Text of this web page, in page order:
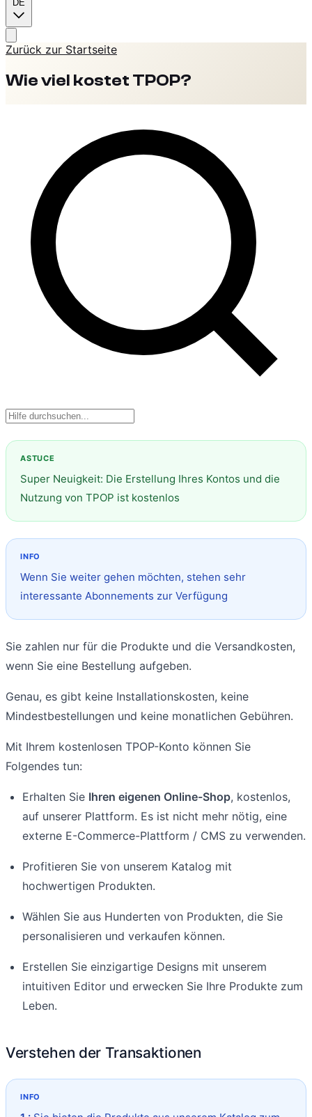
DE
Zurück zur Startseite
Wie viel kostet TPOP?
Super Neuigkeit: Die Erstellung Ihres Kontos und die
Nutzung von TPOP ist kostenlos
Wenn Sie weiter gehen möchten, stehen sehr
interessante Abonnements zur Verfügung
Sie zahlen nur für die Produkte und die Versandkosten,
wenn Sie eine Bestellung aufgeben.
Genau, es gibt keine Installationskosten, keine
Mindestbestellungen und keine monatlichen Gebühren.
Mit Ihrem kostenlosen TPOP-Konto können Sie
Folgendes tun:
Erhalten Sie Ihren eigenen Online-Shop, kostenlos,
auf unserer Plattform. Es ist nicht mehr nötig, eine
externe E-Commerce-Plattform / CMS zu verwenden.
Profitieren Sie von unserem Katalog mit
hochwertigen Produkten.
Wählen Sie aus Hunderten von Produkten, die Sie
personalisieren und verkaufen können.
Erstellen Sie einzigartige Designs mit unserem
intuitiven Editor und erwecken Sie Ihre Produkte zum
Leben.
Verstehen der Transaktionen